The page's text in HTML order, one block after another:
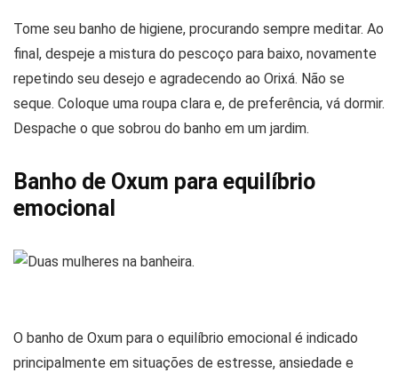
Tome seu banho de higiene, procurando sempre meditar. Ao
final, despeje a mistura do pescoço para baixo, novamente
repetindo seu desejo e agradecendo ao Orixá. Não se
seque. Coloque uma roupa clara e, de preferência, vá dormir.
Despache o que sobrou do banho em um jardim.
Banho de Oxum para equilíbrio
emocional
O banho de Oxum para o equilíbrio emocional é indicado
principalmente em situações de estresse, ansiedade e